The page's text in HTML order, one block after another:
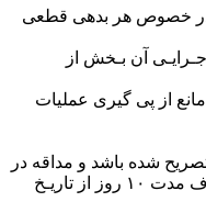
(١) ظرف مـهلت مقرر در بـخش دوم این فـصل، در خصوص هر بدهی قطعی
اجـرایـی آن بـخش از
مطالبات، مانع از پی گیری عملیات
شده باشد و مداقه در
چگونگی تسلیم درخواست کارفرما ظرف مهلت مقرر و انطباق آن با شرایط و موارد قابل رسیدگی، همچنین بررسی اصالت مدارک و مستندات موضوع ادعای مطروحه، حداکثر ظرف مدت ١٠ روز از تاریـخ